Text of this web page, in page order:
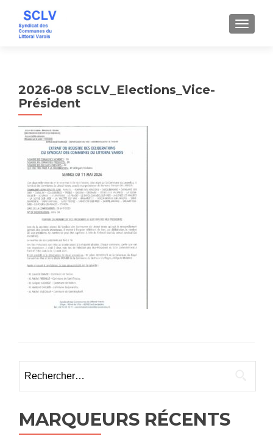
2026-08 SCLV_Elections_Vice-
Président
MARQUEURS RÉCENTS